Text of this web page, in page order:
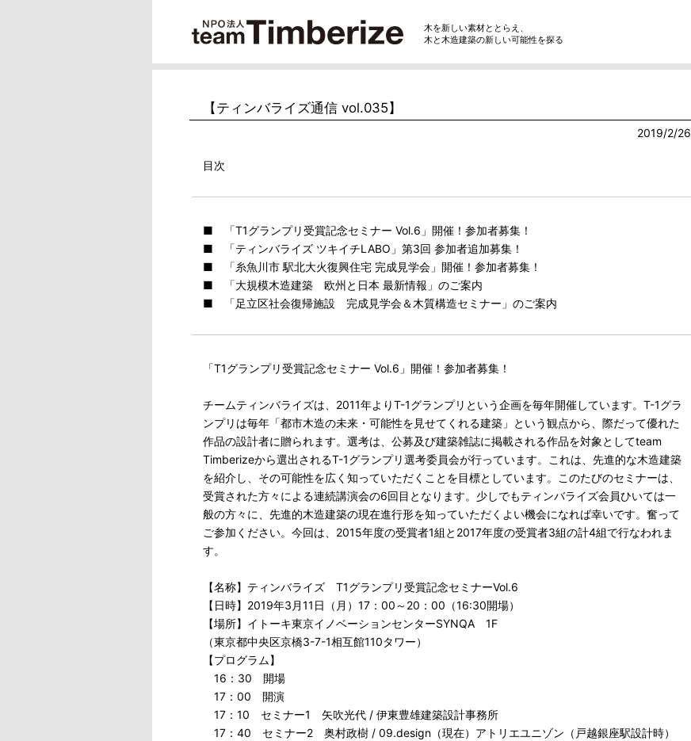
木を新しい素材ととらえ、
木と木造建築の新しい可能性を探る
【ティンバライズ通信 vol.035】
2019/2/26
目次
■ 「T1グランプリ受賞記念セミナー Vol.6」開催！参加者募集！
■ 「ティンバライズ ツキイチLABO」第3回 参加者追加募集！
■ 「糸魚川市 駅北大火復興住宅 完成見学会」開催！参加者募集！
■ 「大規模木造建築 欧州と日本 最新情報」のご案内
■ 「足立区社会復帰施設 完成見学会＆木質構造セミナー」のご案内
「T1グランプリ受賞記念セミナー Vol.6」開催！参加者募集！
チームティンバライズは、2011年よりT-1グランプリという企画を毎年開催しています。T-1グラ
ンプリは毎年「都市木造の未来・可能性を見せてくれる建築」という観点から、際だって優れた
作品の設計者に贈られます。選考は、公募及び建築雑誌に掲載される作品を対象としてteam
Timberizeから選出されるT-1グランプリ選考委員会が行っています。これは、先進的な木造建築
を紹介し、その可能性を広く知っていただくことを目標としています。このたびのセミナーは、
受賞された方々による連続講演会の6回目となります。少しでもティンバライズ会員ひいては一
般の方々に、先進的木造建築の現在進行形を知っていただくよい機会になれば幸いです。奮って
ご参加ください。今回は、2015年度の受賞者1組と2017年度の受賞者3組の計4組で行なわれま
す。
【名称】ティンバライズ T1グランプリ受賞記念セミナーVol.6
【日時】2019年3月11日（月）17：00～20：00（16:30開場）
【場所】イトーキ東京イノベーションセンターSYNQA 1F
（東京都中央区京橋3-7-1相互館110タワー）
【プログラム】
16：30 開場
17：00 開演
17：10 セミナー1 矢吹光代 / 伊東豊雄建築設計事務所
17：40 セミナー2 奥村政樹 / 09.design（現在）アトリエユニゾン（戸越銀座駅設計時）